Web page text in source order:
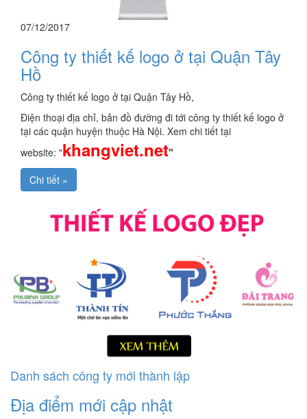
07/12/2017
Công ty thiết kế logo ở tại Quận Tây
Hồ
Công ty thiết kế logo ở tại Quận Tây Hồ,
Điện thoại địa chỉ, bản đồ đường đi tới công ty thiết kế logo ở
tại các quận huyện thuộc Hà Nội. Xem chi tiết tại
website: "khangviet.net"
Chi tiết »
Danh sách công ty mới thành lập
Địa điểm mới cập nhật